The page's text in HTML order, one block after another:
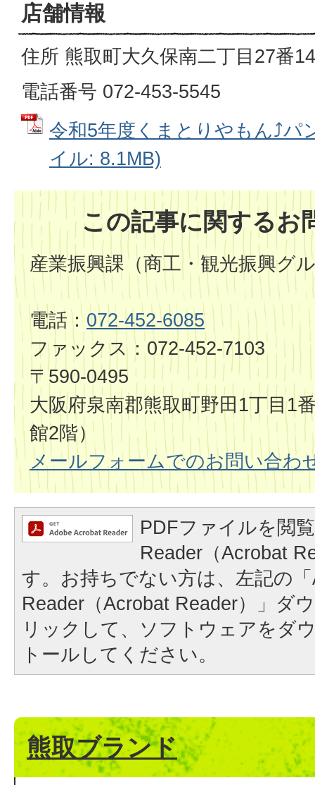
店舗情報
住所 熊取町大久保南二丁目27番
電話番号 072-453-5545
令和5年度くまとりやもん⤴パ
イル: 8.1MB)
この記事に関するお
産業振興課（商工・観光振興グ
電話： 072-452-6085
ファックス：072-452-7103
〒590-0495
大阪府泉南郡熊取町野田1丁目1
館2階）
メールフォームでのお問い合わ
PDFファイルを閲
Reader（Acrobat
す。お持ちでない方は、左記の
Reader（Acrobat Reader）」ダ
リックして、ソフトウェアをダ
トールしてください。
熊取ブランド